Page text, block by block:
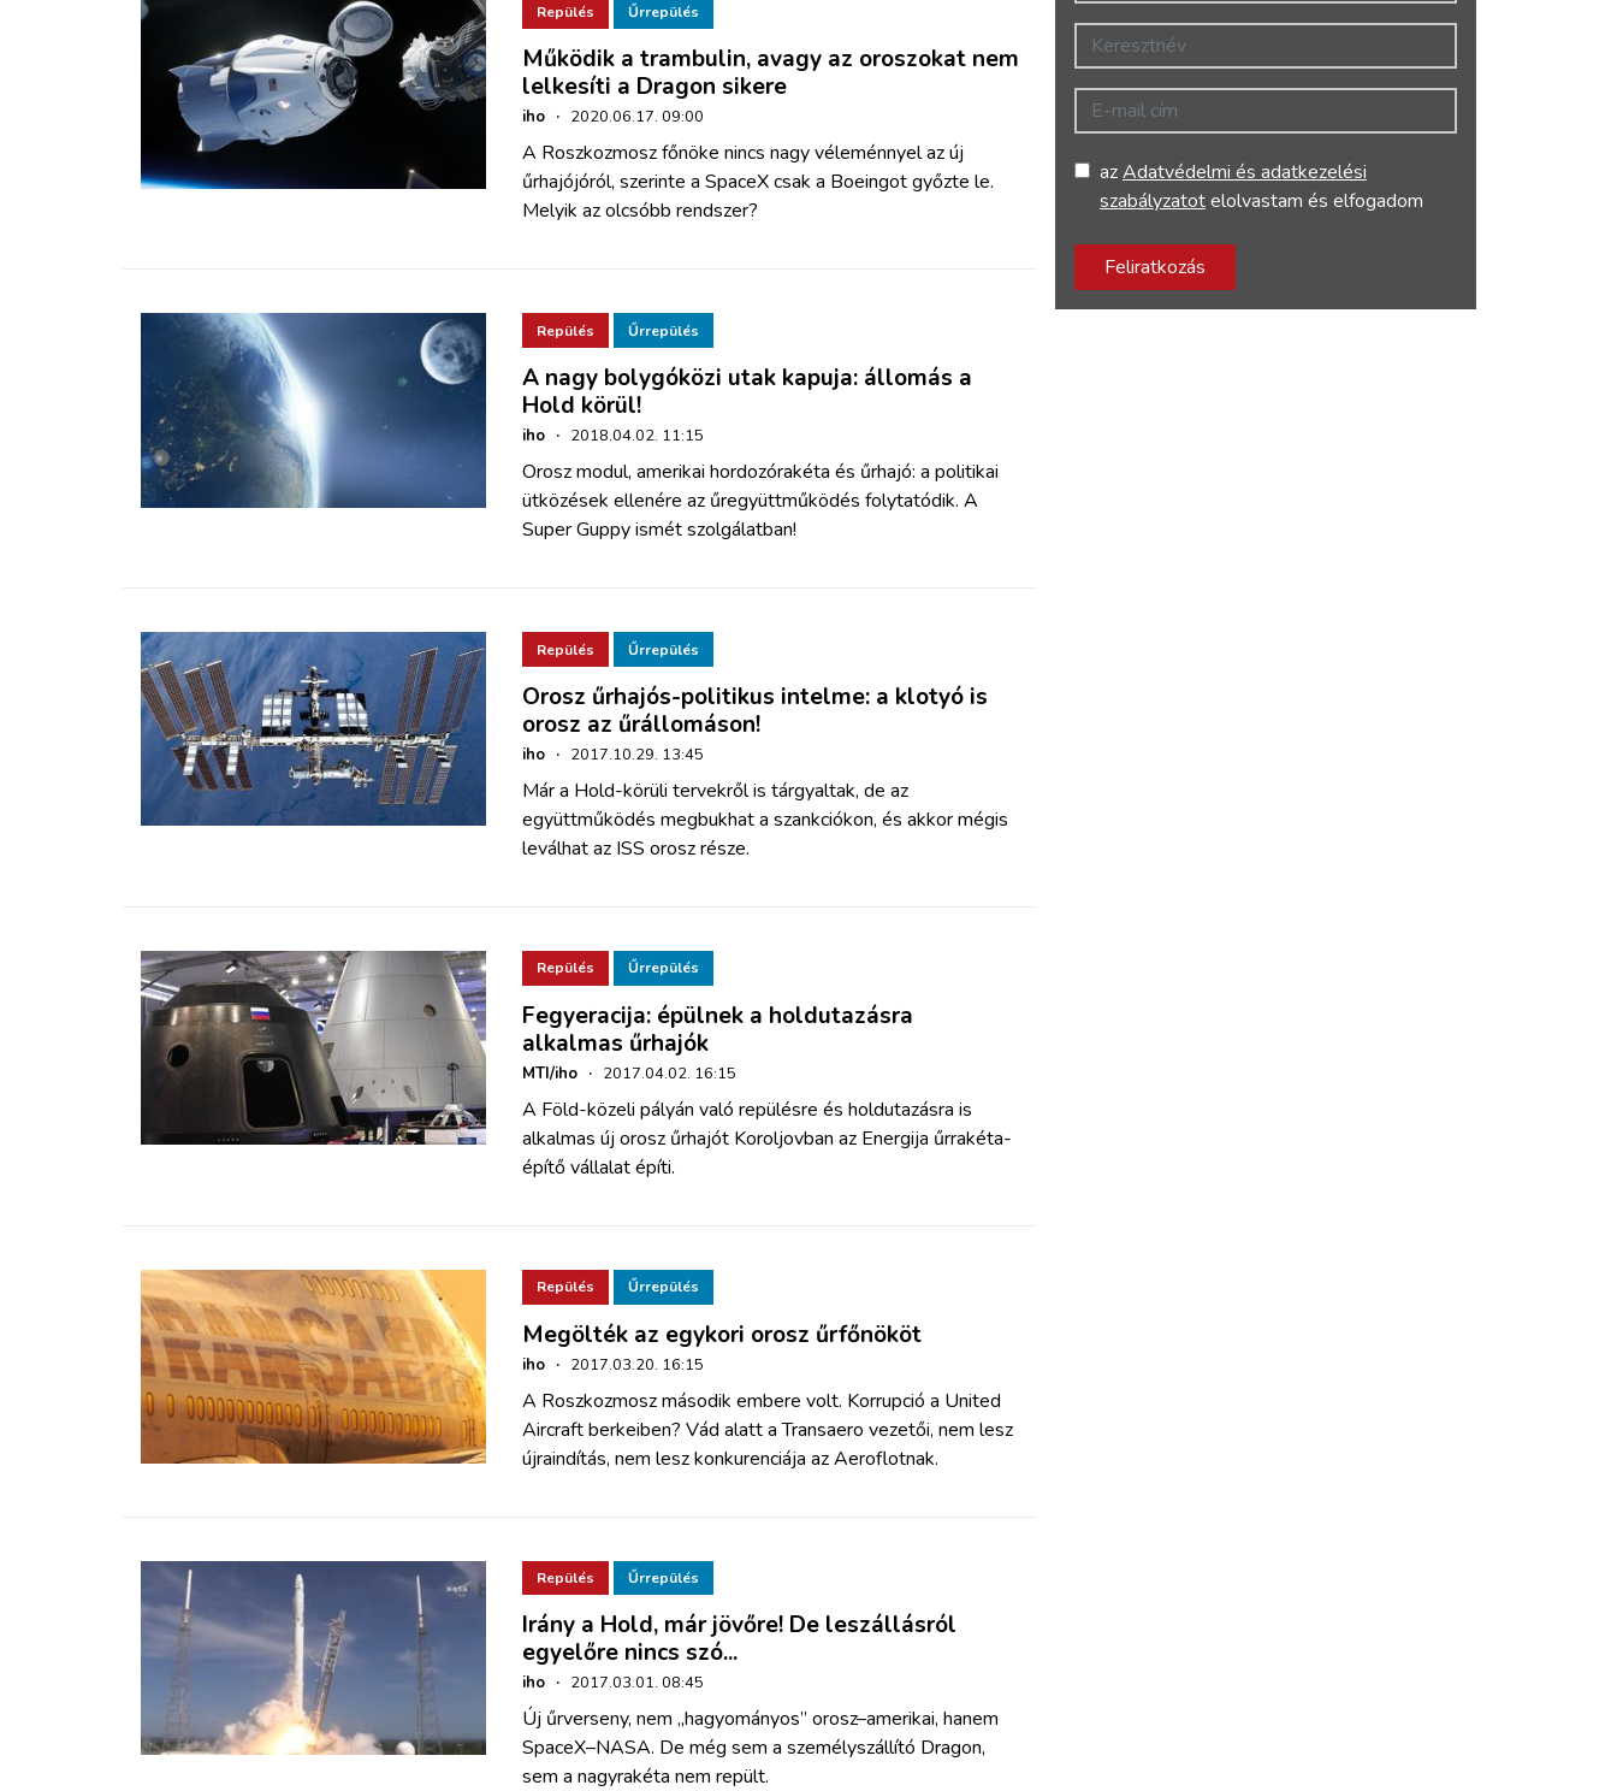
Repülés Űrrepülés
Működik a trambulin, avagy az oroszokat nem
lelkesíti a Dragon sikere
iho · 2020.06.17. 09:00
A Roszkozmosz főnöke nincs nagy véleménnyel az új
űrhajójóról, szerinte a SpaceX csak a Boeingot győzte le.
Melyik az olcsóbb rendszer?
Repülés Űrrepülés
A nagy bolygóközi utak kapuja: állomás a
Hold körül!
iho · 2018.04.02. 11:15
Orosz modul, amerikai hordozórakéta és űrhajó: a politikai
ütközések ellenére az űregyüttműködés folytatódik. A
Super Guppy ismét szolgálatban!
Repülés Űrrepülés
Orosz űrhajós-politikus intelme: a klotyó is
orosz az űrállomáson!
iho · 2017.10.29. 13:45
Már a Hold-körüli tervekről is tárgyaltak, de az
együttműködés megbukhat a szankciókon, és akkor mégis
leválhat az ISS orosz része.
Repülés Űrrepülés
Fegyeracija: épülnek a holdutazásra
alkalmas űrhajók
MTI/iho · 2017.04.02. 16:15
A Föld-közeli pályán való repülésre és holdutazásra is
alkalmas új orosz űrhajót Koroljovban az Energija űrrakéta-
építő vállalat építi.
Repülés Űrrepülés
Megölték az egykori orosz űrfőnököt
iho · 2017.03.20. 16:15
A Roszkozmosz második embere volt. Korrupció a United
Aircraft berkeiben? Vád alatt a Transaero vezetői, nem lesz
újraindítás, nem lesz konkurenciája az Aeroflotnak.
Repülés Űrrepülés
Irány a Hold, már jövőre! De leszállásról
egyelőre nincs szó...
iho · 2017.03.01. 08:45
Új űrverseny, nem „hagyományos” orosz–amerikai, hanem
SpaceX–NASA. De még sem a személyszállító Dragon,
sem a nagyrakéta nem repült.
Keresztnév
E-mail cím
azAdatvédelmi és adatkezelési
szabályzatotelolvastam és elfogadom
Feliratkozás